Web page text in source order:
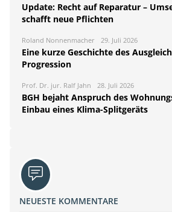
Update: Recht auf Reparatur –
schafft neue Pflichten
Roland Nonnenmacher 29. Juli 2026
Eine kurze Geschichte des
Progression
Prof. Dr. jur. Ralf Jahn 28. Juli 2026
BGH bejaht Anspruch des
Einbau eines Klima-Splitgeräts
NEUESTE KOMMENTARE